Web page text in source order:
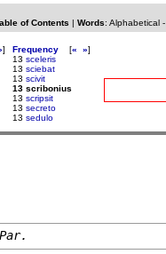
of Contents | Words: Alphabetical-
]
Frequency [« »]
13 sceleris
13 sciebat
13 scivit
13 scribonius
13 scripsit
13 secreto
13 sedulo